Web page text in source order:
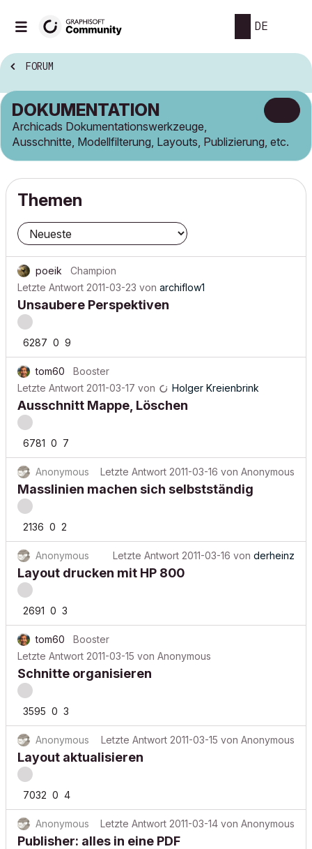
DE
FORUM
DOKUMENTATION
Archicads Dokumentationswerkzeuge,
Ausschnitte, Modellfilterung, Layouts, Publizierung, etc.
Themen
poeik
Champion
Letzte Antwort 2011-03-23 von archiflow1
Unsaubere Perspektiven
6287 0 9
tom60
Booster
Letzte Antwort 2011-03-17 von Holger Kreienbrink
Ausschnitt Mappe, Löschen
6781 0 7
Anonymous Letzte Antwort 2011-03-16 von Anonymous
Masslinien machen sich selbstständig
2136 0 2
Anonymous Letzte Antwort 2011-03-16 von derheinz
Layout drucken mit HP 800
2691 0 3
tom60
Booster
Letzte Antwort 2011-03-15 von Anonymous
Schnitte organisieren
3595 0 3
Anonymous Letzte Antwort 2011-03-15 von Anonymous
Layout aktualisieren
7032 0 4
Anonymous Letzte Antwort 2011-03-14 von Anonymous
Publisher: alles in eine PDF